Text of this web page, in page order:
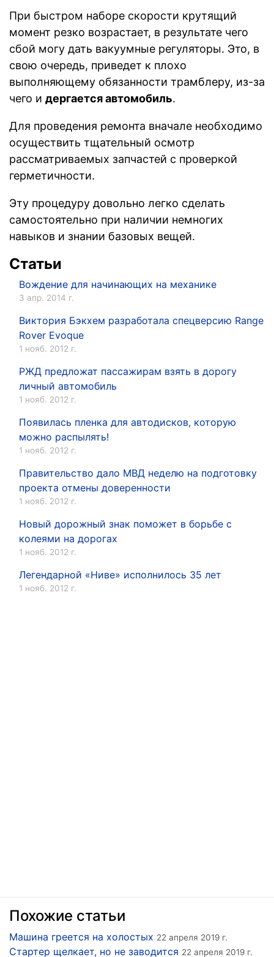
При быстром наборе скорости крутящий
момент резко возрастает, в результате чего
сбой могу дать вакуумные регуляторы. Это, в
свою очередь, приведет к плохо
выполняющему обязанности трамблеру, из-за
чего и дергается автомобиль.
Для проведения ремонта вначале необходимо
осуществить тщательный осмотр
рассматриваемых запчастей с проверкой
герметичности.
Эту процедуру довольно легко сделать
самостоятельно при наличии немногих
навыков и знании базовых вещей.
Статьи
Вождение для начинающих на механике
3 апр. 2014 г.
Виктория Бэкхем разработала спецверсию Range
Rover Evoque
1 нояб. 2012 г.
РЖД предложат пассажирам взять в дорогу
личный автомобиль
1 нояб. 2012 г.
Появилась пленка для автодисков, которую
можно распылять!
1 нояб. 2012 г.
Правительство дало МВД неделю на подготовку
проекта отмены доверенности
1 нояб. 2012 г.
Новый дорожный знак поможет в борьбе с
колеями на дорогах
1 нояб. 2012 г.
Легендарной «Ниве» исполнилось 35 лет
1 нояб. 2012 г.
Похожие статьи
Машина греется на холостых 22 апреля 2019 г.
Стартер щелкает, но не заводится 22 апреля 2019 г.